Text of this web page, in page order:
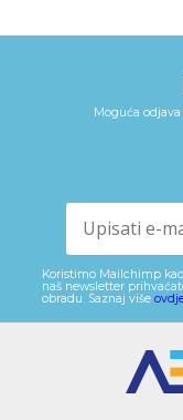
Moguća
Koristimo Mailchimp
naš newsletter
obradu. Saznaj više